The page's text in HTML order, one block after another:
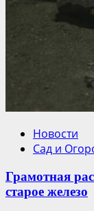
Новости
Сад и
Грамотная
старое железо